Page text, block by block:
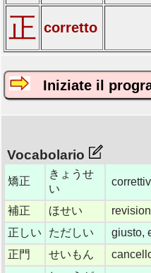
正 corretto
Iniziate il
Vocabolario
矯正
きょうせ
い
補正 ほせい
正しい
ただしい
giusto,
正門
せいもん